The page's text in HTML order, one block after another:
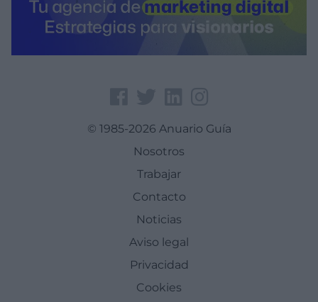
© 1985-2026 Anuario Guía
Nosotros
Trabajar
Contacto
Noticias
Aviso legal
Privacidad
Cookies